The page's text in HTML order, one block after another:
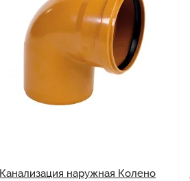
Канализация наружная Колено